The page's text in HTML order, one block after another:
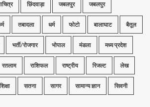
छिंदवाड़ा जबलपुर जबलपुर
तबादला धर्म फोटो बालाघाट बैतूल
भर्ती/रोजगार भोपाल मंडला मध्य प्रदेश
रतलाम राशिफल राष्ट्रीय रिजल्ट लेख
शिक्षा सतना सागर सामान्य ज्ञान सिवनी